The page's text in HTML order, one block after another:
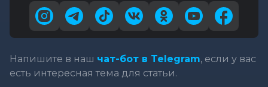
Напишите в наш чат-бот в Telegram, если у вас
есть интересная тема для статьи.